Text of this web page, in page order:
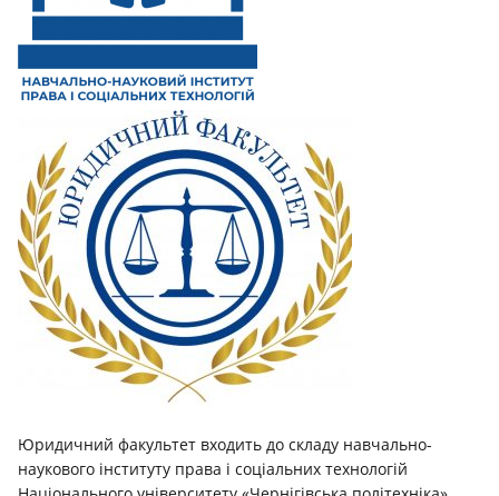
Юридичний факультет входить до складу навчально-
наукового інституту права і соціальних технологій